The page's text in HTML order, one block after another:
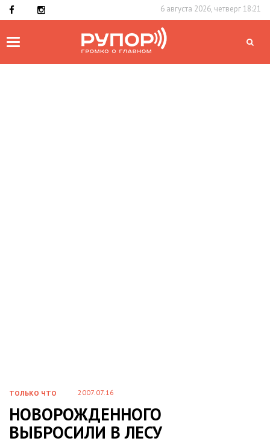
6 августа 2026, четверг 18:21
Toggle
ТОЛЬКО ЧТО 2007.07.16
НОВОРОЖДЕННОГО
ВЫБРОСИЛИ В ЛЕСУ